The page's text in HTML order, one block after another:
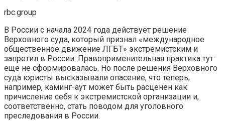
rbc.group
В России с начала 2024 года действует решение
Верховного суда, который признал «международное
общественное движение ЛГБТ» экстремистским и
запретил в России. Правоприменительная практика тут
еще не сформировалась. Но после решения Верховного
суда юристы высказывали опасение, что теперь,
например, каминг-аут может быть расценен как
причисление себя к экстремистской организации и,
соответственно, стать поводом для уголовного
преследования в России.